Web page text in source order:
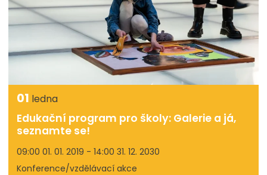
01 ledna
Edukační program pro školy: Galerie a já,
seznamte se!
09:00 01. 01. 2019 - 14:00 31. 12. 2030
Konference/vzdělávací akce